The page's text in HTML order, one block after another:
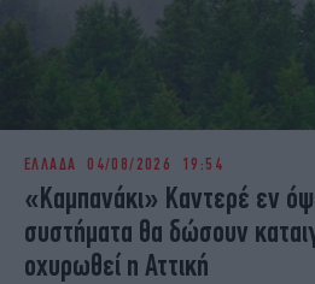
ΕΛΛΑΔΑ 04/08/2026 19:54
«Καμπανάκι» Καντερέ εν
συστήματα θα δώσουν
οχυρωθεί η Αττική